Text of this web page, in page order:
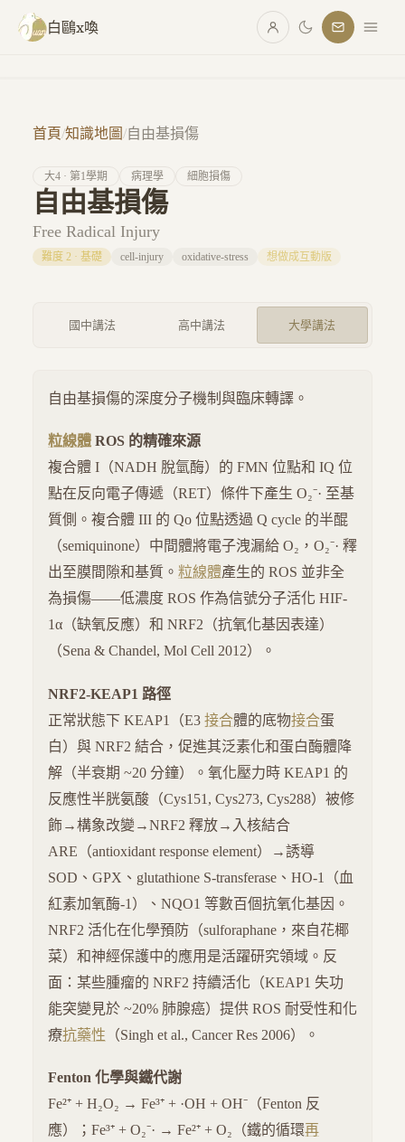
跳至主要內容
白鷗x喚
首頁/知識地圖/自由基損傷
大4 · 第1學期 病理學 細胞損傷
自由基損傷
Free Radical Injury
難度 2 · 基礎 cell-injury oxidative-stress 想做成互動版
國中講法 高中講法 大學講法
自由基損傷的深度分子機制與臨床轉譯。
粒線體 ROS 的精確來源
複合體 I（NADH 脫氫酶）的 FMN 位點和 IQ 位
點在反向電子傳遞（RET）條件下產生 O₂⁻· 至基
質側。複合體 III 的 Qo 位點透過 Q cycle 的半醌
（semiquinone）中間體將電子洩漏給 O₂，O₂⁻· 釋
出至膜間隙和基質。 粒線體產生的 ROS 並非全
為損傷——低濃度 ROS 作為信號分子活化 HIF-
1α（缺氧反應）和 NRF2（抗氧化基因表達）
（Sena & Chandel, Mol Cell 2012）。
NRF2-KEAP1 路徑
正常狀態下 KEAP1（E3 接合體的底物接合蛋
白）與 NRF2 結合，促進其泛素化和蛋白酶體降
解（半衰期 ~20 分鐘）。氧化壓力時 KEAP1 的
反應性半胱氨酸（Cys151, Cys273, Cys288）被修
飾→構象改變→NRF2 釋放→入核結合
ARE（antioxidant response element）→誘導
SOD、GPX、glutathione S-transferase、HO-1（血
紅素加氧酶-1）、NQO1 等數百個抗氧化基因。
NRF2 活化在化學預防（sulforaphane，來自花椰
菜）和神經保護中的應用是活躍研究領域。反
面：某些腫瘤的 NRF2 持續活化（KEAP1 失功
能突變見於 ~20% 肺腺癌）提供 ROS 耐受性和化
療抗藥性 （Singh et al., Cancer Res 2006）。
Fenton 化學與鐵代謝
Fe²⁺ + H₂O₂ → Fe³⁺ + ·OH + OH⁻（Fenton 反
應）；Fe³⁺ + O₂⁻· → Fe²⁺ + O₂（鐵的循環再